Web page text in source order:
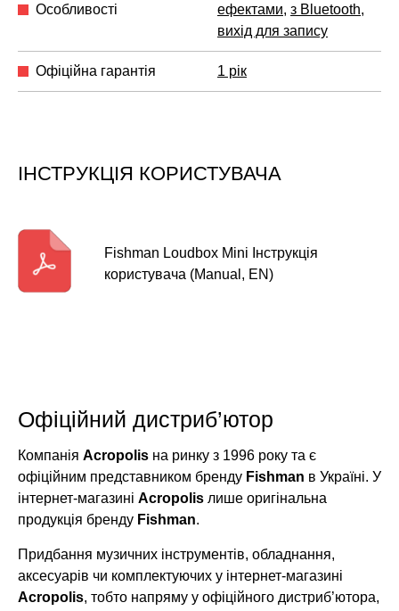
Особливості
ефектами, з Bluetooth,
вихід для запису
Офіційна гарантія 1 рік
ІНСТРУКЦІЯ КОРИСТУВАЧА
Fishman Loudbox Mini Інструкція
користувача (Manual, EN)
Офіційний дистриб’ютор
Компанія Acropolis на ринку з 1996 року та є
офіційним представником бренду Fishman в Україні. У
інтернет-магазині Acropolis лише оригінальна
продукція бренду Fishman.
Придбання музичних інструментів, обладнання,
аксесуарів чи комплектуючих у інтернет-магазині
Acropolis, тобто напряму у офіційного дистриб’ютора,